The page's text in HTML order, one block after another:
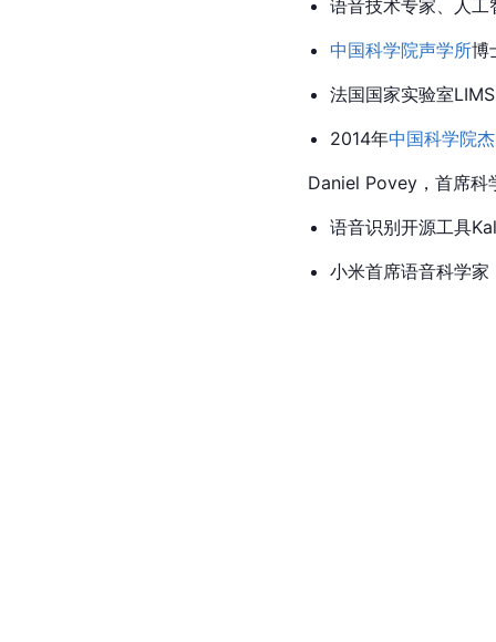
语音技术专家、人
中国科学院声学所博
法国国家实验室
2014年中国科学院
Daniel Povey，首席科
语音识别开源工具
小米首席语音科学家